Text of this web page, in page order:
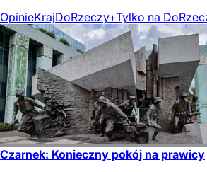
OpinieKrajDoRzeczy+Tylko na
Czarnek: Konieczny pokój na prawicy